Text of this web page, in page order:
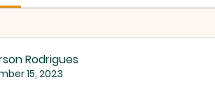
Rodrigues
15, 2023